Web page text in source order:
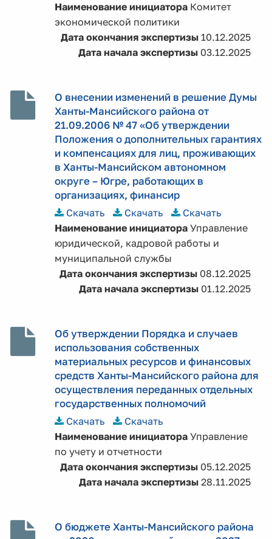
Наименование инициатора Комитет
экономической политики
Дата окончания экспертизы10.12.2025
Дата начала экспертизы03.12.2025
О внесении изменений в решение Думы
Ханты-Мансийского района от
21.09.2006 № 47 «Об утверждении
Положения о дополнительных гарантиях
и компенсациях для лиц, проживающих
в Ханты-Мансийском автономном
округе – Югре, работающих в
организациях, финансир
Скачать
Скачать
Скачать
Наименование инициатора Управление
юридической, кадровой работы и
муниципальной службы
Дата окончания экспертизы08.12.2025
Дата начала экспертизы01.12.2025
Об утверждении Порядка и случаев
использования собственных
материальных ресурсов и финансовых
средств Ханты-Мансийского района для
осуществления переданных отдельных
государственных полномочий
Скачать
Скачать
Наименование инициатора Управление
по учету и отчетности
Дата окончания экспертизы05.12.2025
Дата начала экспертизы28.11.2025
О бюджете Ханты-Мансийского района